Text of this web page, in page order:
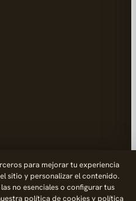
para mejorar tu experiencia
sitio y personalizar el contenido.
no esenciales o configurar tus
política de cookiesy política